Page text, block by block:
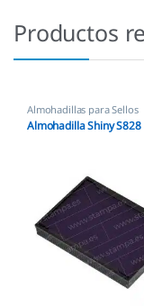
Productos
Almohadillas para Sellos
Automáticos ,
Almohadilla Shiny S828